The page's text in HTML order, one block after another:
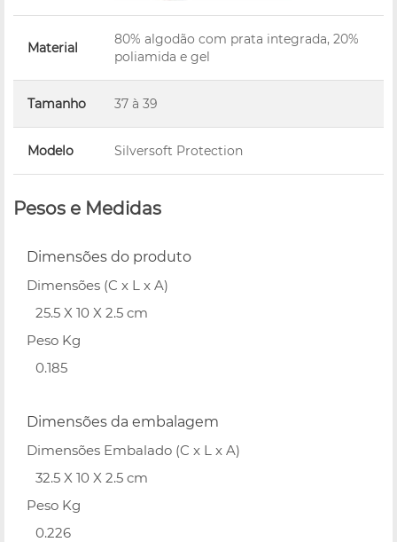
Material
80% algodão com prata integrada, 20%
poliamida e gel
Tamanho 37 à 39
Modelo Silversoft Protection
Pesos e Medidas
Dimensões do produto
Dimensões (C x L x A)
25.5 X 10 X 2.5 cm
Peso Kg
0.185
Dimensões da embalagem
Dimensões Embalado (C x L x A)
32.5 X 10 X 2.5 cm
Peso Kg
0.226